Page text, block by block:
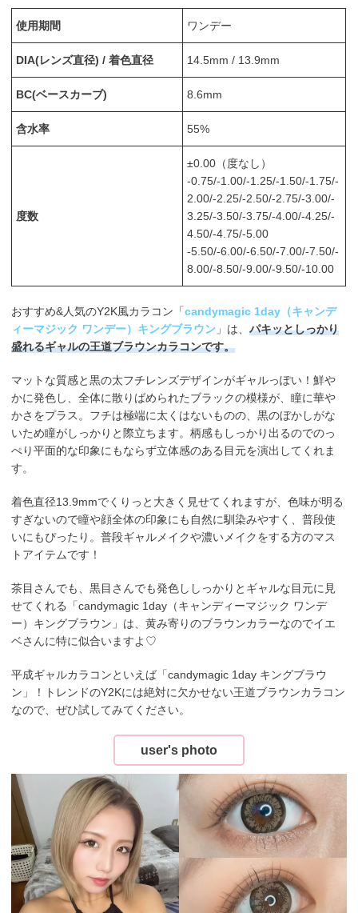
使用期間 ワンデー
DIA(レンズ直径) / 着色直径 14.5mm / 13.9mm
BC(ベースカーブ) 8.6mm
含水率 55%
度数
±0.00（度なし）
-0.75/-1.00/-1.25/-1.50/-1.75/-
2.00/-2.25/-2.50/-2.75/-3.00/-
3.25/-3.50/-3.75/-4.00/-4.25/-
4.50/-4.75/-5.00
-5.50/-6.00/-6.50/-7.00/-7.50/-
8.00/-8.50/-9.00/-9.50/-10.00
おすすめ&人気のY2K風カラコン「candymagic 1day（キャンデ
ィーマジック ワンデー）キングブラウン 」は、パキッとしっかり
盛れるギャルの王道ブラウンカラコンです。
マットな質感と黒の太フチレンズデザインがギャルっぽい！鮮や
かに発色し、全体に散りばめられたブラックの模様が、瞳に華や
かさをプラス。フチは極端に太くはないものの、黒のぼかしがな
いため瞳がしっかりと際立ちます。柄感もしっかり出るのでのっ
ぺり平面的な印象にもならず立体感のある目元を演出してくれま
す。
着色直径13.9mmでくりっと大きく見せてくれますが、色味が明る
すぎないので瞳や顔全体の印象にも自然に馴染みやすく、普段使
いにもぴったり。普段ギャルメイクや濃いメイクをする方のマス
トアイテムです！
茶目さんでも、黒目さんでも発色ししっかりとギャルな目元に見
せてくれる「candymagic 1day（キャンディーマジック ワンデ
ー）キングブラウン」は、黄み寄りのブラウンカラーなのでイエ
ベさんに特に似合いますよ♡
平成ギャルカラコンといえば「candymagic 1day キングブラウ
ン」！トレンドのY2Kには絶対に欠かせない王道ブラウンカラコン
なので、ぜひ試してみてください。
user's photo